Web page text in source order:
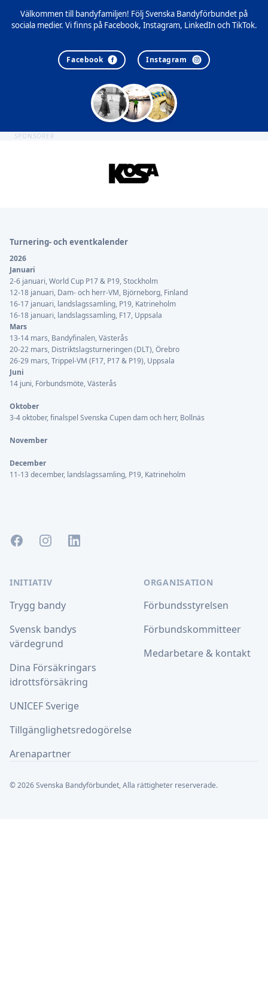
Välkommen till bandyfamiljen! Följ Svenska Bandyförbundet på
sociala medier. Vi finns på Facebook, Instagram, LinkedIn och TikTok.
Facebook Instagram
SPONSORER
Turnering- och eventkalender
2026
Januari
2-6 januari, World Cup P17 & P19, Stockholm
12-18 januari, Dam- och herr-VM, Björneborg, Finland
16-17 januari, landslagssamling, P19, Katrineholm
16-18 januari, landslagssamling, F17, Uppsala
Mars
13-14 mars, Bandyfinalen, Västerås
20-22 mars, Distriktslagsturneringen (DLT), Örebro
26-29 mars, Trippel-VM (F17, P17 & P19), Uppsala
Juni
14 juni, Förbundsmöte, Västerås
Oktober
3-4 oktober, finalspel Svenska Cupen dam och herr, Bollnäs
November
December
11-13 december, landslagssamling, P19, Katrineholm
FacebookInstagramLinkedIn
INITIATIV
Trygg bandy
Svensk bandys
värdegrund
Dina Försäkringars
idrottsförsäkring
UNICEF Sverige
Tillgänglighetsredogörelse
Arenapartner
ORGANISATION
Förbundsstyrelsen
Förbundskommitteer
Medarbetare & kontakt
© 2026 Svenska Bandyförbundet, Alla rättigheter reserverade.